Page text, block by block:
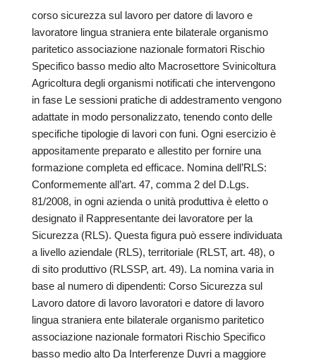
corso sicurezza sul lavoro per datore di lavoro e
lavoratore lingua straniera ente bilaterale organismo
paritetico associazione nazionale formatori Rischio
Specifico basso medio alto Macrosettore Svinicoltura
Agricoltura degli organismi notificati che intervengono
in fase Le sessioni pratiche di addestramento vengono
adattate in modo personalizzato, tenendo conto delle
specifiche tipologie di lavori con funi. Ogni esercizio è
appositamente preparato e allestito per fornire una
formazione completa ed efficace. Nomina dell’RLS:
Conformemente all’art. 47, comma 2 del D.Lgs.
81/2008, in ogni azienda o unità produttiva è eletto o
designato il Rappresentante dei lavoratore per la
Sicurezza (RLS). Questa figura può essere individuata
a livello aziendale (RLS), territoriale (RLST, art. 48), o
di sito produttivo (RLSSP, art. 49). La nomina varia in
base al numero di dipendenti: Corso Sicurezza sul
Lavoro datore di lavoro lavoratori e datore di lavoro
lingua straniera ente bilaterale organismo paritetico
associazione nazionale formatori Rischio Specifico
basso medio alto Da Interferenze Duvri a maggiore